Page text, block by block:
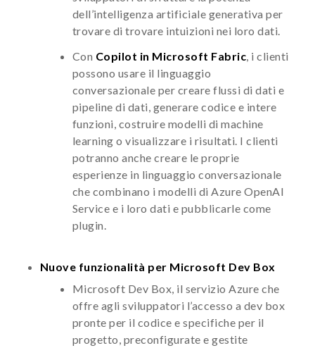
dell’intelligenza artificiale generativa per
trovare di trovare intuizioni nei loro dati.
Con Copilot in Microsoft Fabric , i clienti
possono usare il linguaggio
conversazionale per creare flussi di dati e
pipeline di dati, generare codice e intere
funzioni, costruire modelli di machine
learning o visualizzare i risultati. I clienti
potranno anche creare le proprie
esperienze in linguaggio conversazionale
che combinano i modelli di Azure OpenAI
Service e i loro dati e pubblicarle come
plugin.
Nuove funzionalità per Microsoft Dev Box
Microsoft Dev Box, il servizio Azure che
offre agli sviluppatori l’accesso a dev box
pronte per il codice e specifiche per il
progetto, preconfigurate e gestite